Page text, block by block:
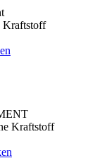
Kraftstoff
Kraftstoff